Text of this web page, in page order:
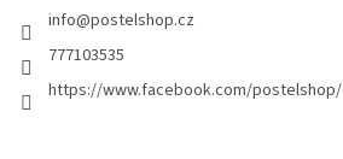
info@postelshop.cz
777103535
https://www.facebook.com/postelshop/